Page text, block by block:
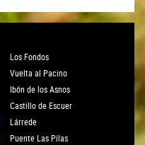
Los Fondos
Vuelta al Pacino
Ibón de los Asnos
Castillo de Escuer
Lárrede
Puente Las Pilas